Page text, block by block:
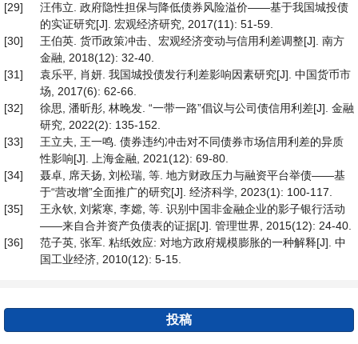
[29]
汪伟立. 政府隐性担保与降低债券风险溢价——基于我国城投债
的实证研究[J]. 宏观经济研究, 2017(11): 51-59.
[30]
王伯英. 货币政策冲击、宏观经济变动与信用利差调整[J]. 南方
金融, 2018(12): 32-40.
[31]
袁乐平, 肖妍. 我国城投债发行利差影响因素研究[J]. 中国货币市
场, 2017(6): 62-66.
[32]
徐思, 潘昕彤, 林晚发. “一带一路”倡议与公司债信用利差[J]. 金融
研究, 2022(2): 135-152.
[33]
王立夫, 王一鸣. 债券违约冲击对不同债券市场信用利差的异质
性影响[J]. 上海金融, 2021(12): 69-80.
[34]
聂卓, 席天扬, 刘松瑞, 等. 地方财政压力与融资平台举债——基
于“营改增”全面推广的研究[J]. 经济科学, 2023(1): 100-117.
[35]
王永钦, 刘紫寒, 李嫦, 等. 识别中国非金融企业的影子银行活动
——来自合并资产负债表的证据[J]. 管理世界, 2015(12): 24-40.
[36]
范子英, 张军. 粘纸效应: 对地方政府规模膨胀的一种解释[J]. 中
国工业经济, 2010(12): 5-15.
投稿